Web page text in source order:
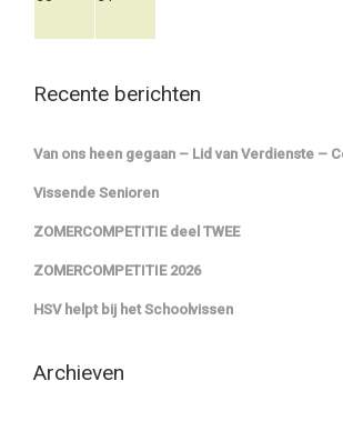
Recente berichten
Van ons heen gegaan – Lid van Verdienste –
Vissende Senioren
ZOMERCOMPETITIE deel TWEE
ZOMERCOMPETITIE 2026
HSV helpt bij het Schoolvissen
Archieven